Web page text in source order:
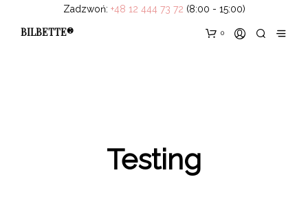
Zadzwoń: +48 12 444 73 72 (8:00 - 15:00)
BILBETTE® 0
Testing